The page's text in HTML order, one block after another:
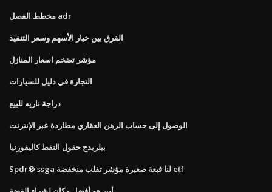
مخطط الفصل adr
الفرق بين خيار الأسهم وسعر التنفيذ
مؤشر تضخم اسعار المنازل
التجارة في دليل للسيارات
دراجة ناريه للبيع
الوصول إلى حساب الرهن العقاري مطاردة عبر الإنترنت
بيلريدج حقول النفط كاليفورنيا
Spdr® ssga لنا قبعة صغيرة مؤشر تقلب منخفضة etf